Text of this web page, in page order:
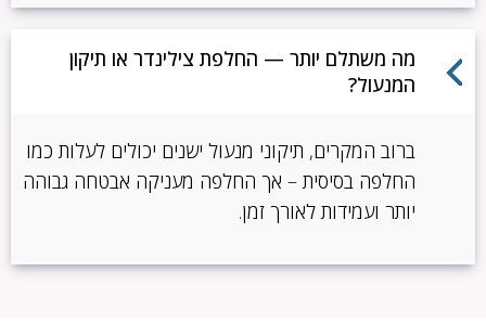
מה משתלם יותר — החלפת צילינדר או תיקון
המנעול?
ברוב המקרים, תיקוני מנעול ישנים יכולים לעלות כמו
החלפה בסיסית – אך החלפה מעניקה אבטחה גבוהה
יותר ועמידות לאורך זמן.